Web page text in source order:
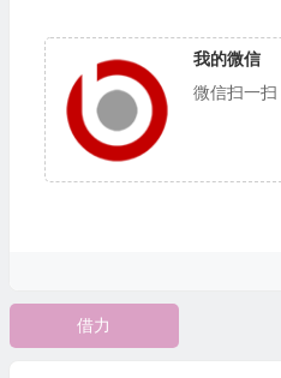
我的微信
微信扫一扫
借力